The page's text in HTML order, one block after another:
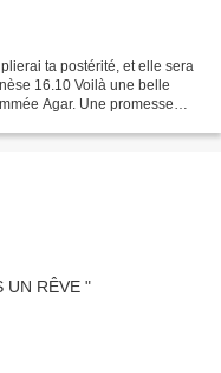
ta postérité, et elle sera
16.10 Voilà une belle
Agar. Une promesse